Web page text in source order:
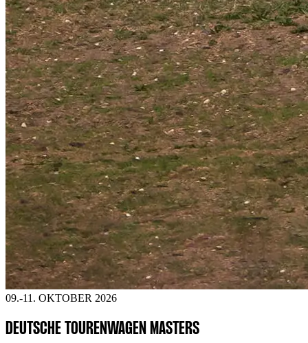
09.-11. OKTOBER 2026
DEUTSCHE TOURENWAGEN MASTERS